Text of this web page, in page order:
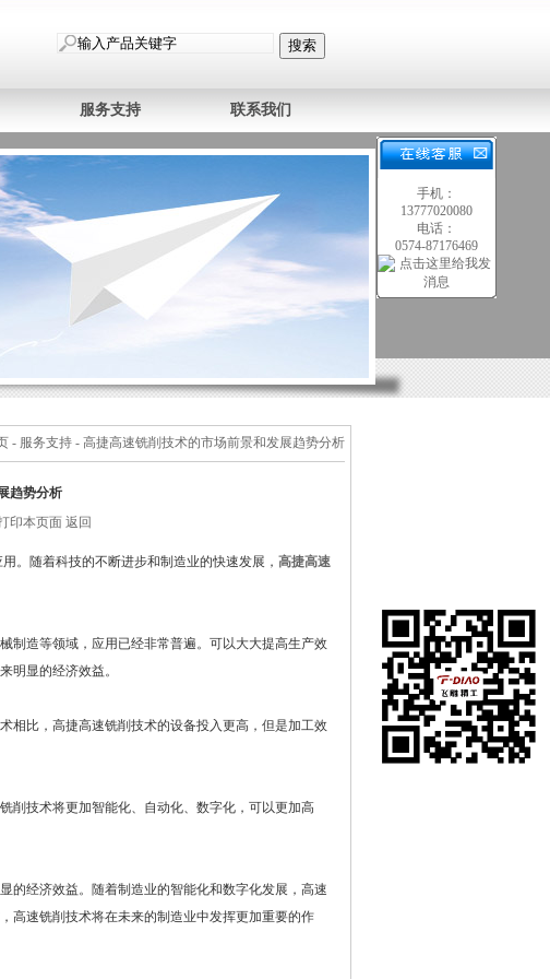
服务支持 联系我们
- 服务支持 - 高捷高速铣削技术的市场前景和发展趋势分析
趋势分析
印本页面 返回
随着科技的不断进步和制造业的快速发展， 高捷高速
造等领域，应用已经非常普遍。可以大大提高生产效
明显的经济效益。
比，高捷高速铣削技术的设备投入更高，但是加工效
技术将更加智能化、自动化、数字化，可以更加高
经济效益。随着制造业的智能化和数字化发展，高速
高速铣削技术将在未来的制造业中发挥更加重要的作
手机：
13777020080
电话：
0574-87176469